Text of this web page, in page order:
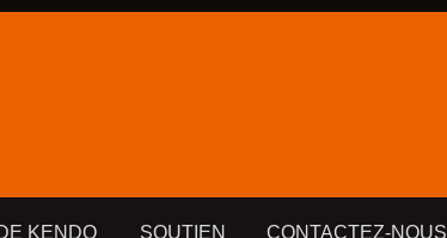
KENDO SOUTIEN CONTACTEZ-NOUS